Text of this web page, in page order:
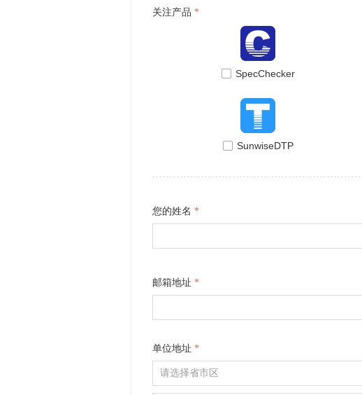
关注产品 *
SpecChecker
SunwiseDTP
您的姓名 *
邮箱地址 *
单位地址 *